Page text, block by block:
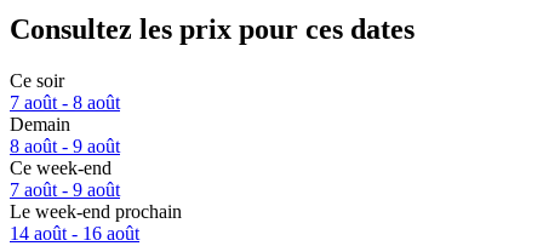
Consultez les prix pour ces dates
Ce soir
7 août - 8 août
Demain
8 août - 9 août
Ce week-end
7 août - 9 août
Le week-end prochain
14 août - 16 août